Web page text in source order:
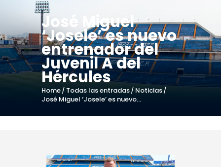
José Miguel
‘Josele’ es nuevo
entrenador del
Juvenil A del
Hércules
Home Todas las entradas
Noticias
José Miguel ‘Josele’ es nuevo...